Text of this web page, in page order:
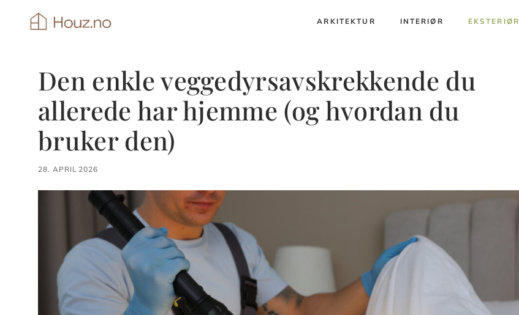
ARKITEKTUR INTERIØR EKSTERIØR
Den enkle veggedyrsavskrekkende du
allerede har hjemme (og hvordan du
bruker den)
28. APRIL 2026